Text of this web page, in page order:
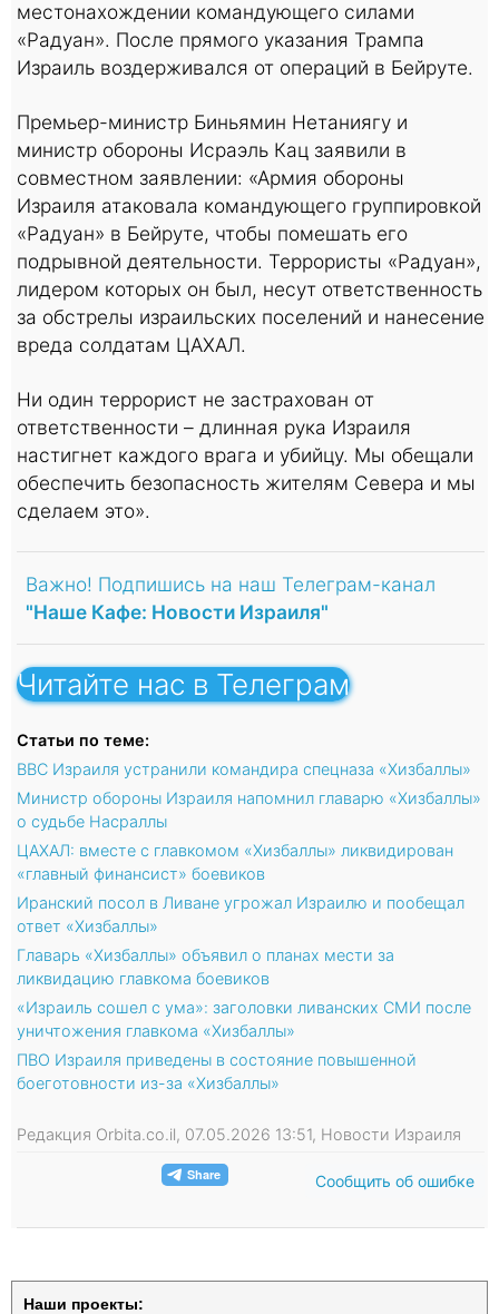
местонахождении командующего силами
«Радуан». После прямого указания Трампа
Израиль воздерживался от операций в Бейруте.
Премьер-министр Биньямин Нетаниягу и
министр обороны Исраэль Кац заявили в
совместном заявлении: «Армия обороны
Израиля атаковала командующего группировкой
«Радуан» в Бейруте, чтобы помешать его
подрывной деятельности. Террористы «Радуан»,
лидером которых он был, несут ответственность
за обстрелы израильских поселений и нанесение
вреда солдатам ЦАХАЛ.
Ни один террорист не застрахован от
ответственности – длинная рука Израиля
настигнет каждого врага и убийцу. Мы обещали
обеспечить безопасность жителям Севера и мы
сделаем это».
Важно! Подпишись на наш Телеграм-канал
"Наше Кафе: Новости Израиля"
Читайте нас в Телеграм
Статьи по теме:
ВВС Израиля устранили командира спецназа «Хизбаллы»
Министр обороны Израиля напомнил главарю «Хизбаллы»
о судьбе Насраллы
ЦАХАЛ: вместе с главкомом «Хизбаллы» ликвидирован
«главный финансист» боевиков
Иранский посол в Ливане угрожал Израилю и пообещал
ответ «Хизбаллы»
Главарь «Хизбаллы» объявил о планах мести за
ликвидацию главкома боевиков
«Израиль сошел с ума»: заголовки ливанских СМИ после
уничтожения главкома «Хизбаллы»
ПВО Израиля приведены в состояние повышенной
боеготовности из-за «Хизбаллы»
Редакция Orbita.co.il, 07.05.2026 13:51, Новости Израиля
Сообщить об ошибке
Наши проекты: